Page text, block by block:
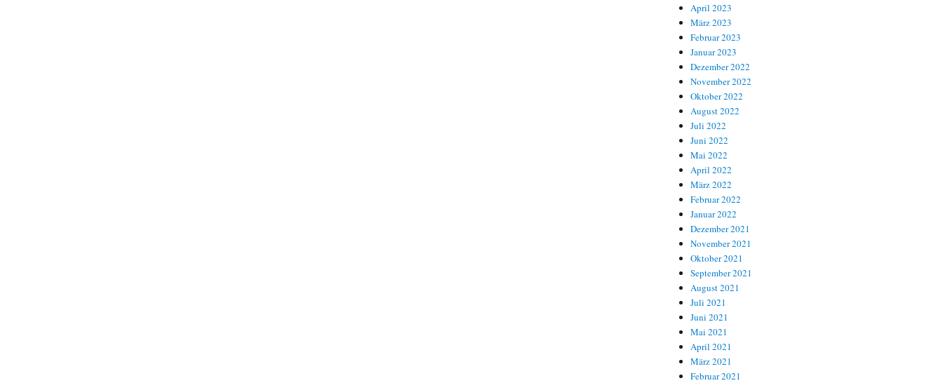
April 2023
März 2023
Februar 2023
Januar 2023
Dezember 2022
November 2022
Oktober 2022
August 2022
Juli 2022
Juni 2022
Mai 2022
April 2022
März 2022
Februar 2022
Januar 2022
Dezember 2021
November 2021
Oktober 2021
September 2021
August 2021
Juli 2021
Juni 2021
Mai 2021
April 2021
März 2021
Februar 2021